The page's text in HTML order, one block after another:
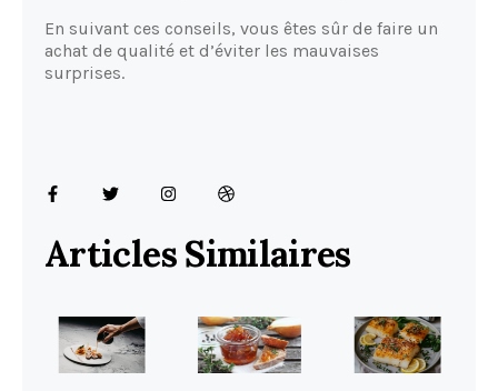
En suivant ces conseils, vous êtes sûr de faire un
achat de qualité et d’éviter les mauvaises
surprises.
Articles Similaires